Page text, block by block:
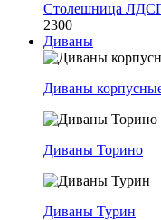
Столешница
2300
Диваны
Диваны
Диваны Торино
Диваны Турин